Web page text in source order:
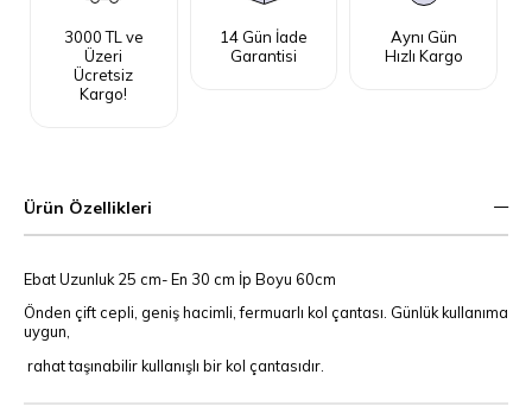
3000 TL ve
Üzeri
Ücretsiz
Kargo!
14 Gün İade
Garantisi
Aynı Gün
Hızlı Kargo
Ürün Özellikleri
Ebat Uzunluk 25 cm- En 30 cm İp Boyu 60cm
Önden çift cepli, geniş hacimli, fermuarlı kol çantası. Günlük kullanıma
uygun,
rahat taşınabilir kullanışlı bir kol çantasıdır.